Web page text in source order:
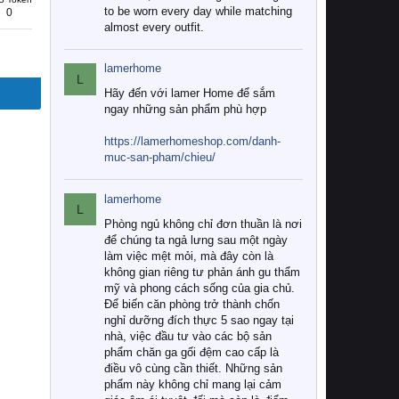
0
to be worn every day while matching
almost every outfit.
L
lamerhome
Hãy đến với lamer Home để sắm
ngay những sản phẩm phù hợp
https://lamerhomeshop.com/danh-
muc-san-pham/chieu/
L
lamerhome
Phòng ngủ không chỉ đơn thuần là nơi
để chúng ta ngả lưng sau một ngày
làm việc mệt mỏi, mà đây còn là
không gian riêng tư phản ánh gu thẩm
mỹ và phong cách sống của gia chủ.
Để biến căn phòng trở thành chốn
nghỉ dưỡng đích thực 5 sao ngay tại
nhà, việc đầu tư vào các bộ sản
phẩm chăn ga gối đệm cao cấp là
điều vô cùng cần thiết. Những sản
phẩm này không chỉ mang lại cảm